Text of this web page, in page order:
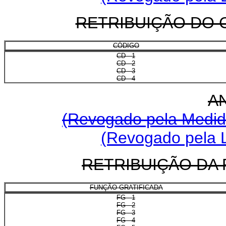
RETRIBUIÇÃO DO
CÓDIGO
CD - 1
CD - 2
CD - 3
CD - 4
(Revogado pela
(Revogado pela
RETRIBUIÇÃO DA
FUNÇÃO GRATIFICADA
FG - 1
FG - 2
FG - 3
FG - 4